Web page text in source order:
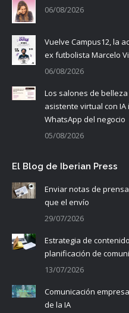
06/08/2026
Vuelve Campus12, la
ex futbolista Marcelo
06/08/2026
Los salones de
asistente virtual con
WhatsApp del negocio
05/08/2026
El Blog de Iberian Press
Enviar notas de
que el envío
29/07/2026
Estrategia de
planificación de
13/07/2026
Comunicación
de la IA